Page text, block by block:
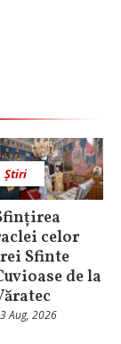
Știri
celor
Sfinte
de la
Aug, 2026